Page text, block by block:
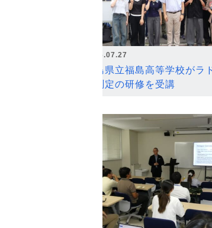
2026.07.27
福島県立福島高等学校がラ
ン測定の研修を受講